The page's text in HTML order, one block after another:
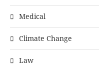
Medical
Climate Change
Law